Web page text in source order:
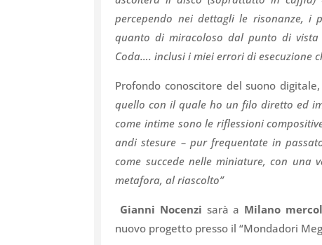
percependo nei dettagli le risonanze, i
quanto di miracoloso dal punto di
Coda…. inclusi i miei errori di esecuzione
Profondo conoscitore del suono digitale,
quello con il quale ho un filo diretto ed
come intime sono le riflessioni
andi stesure – pur frequentate in
come succede nelle miniature, con una
metafora, al riascolto”
Gianni Nocenzi sarà a Milano
nuovo progetto presso il “Mondadori